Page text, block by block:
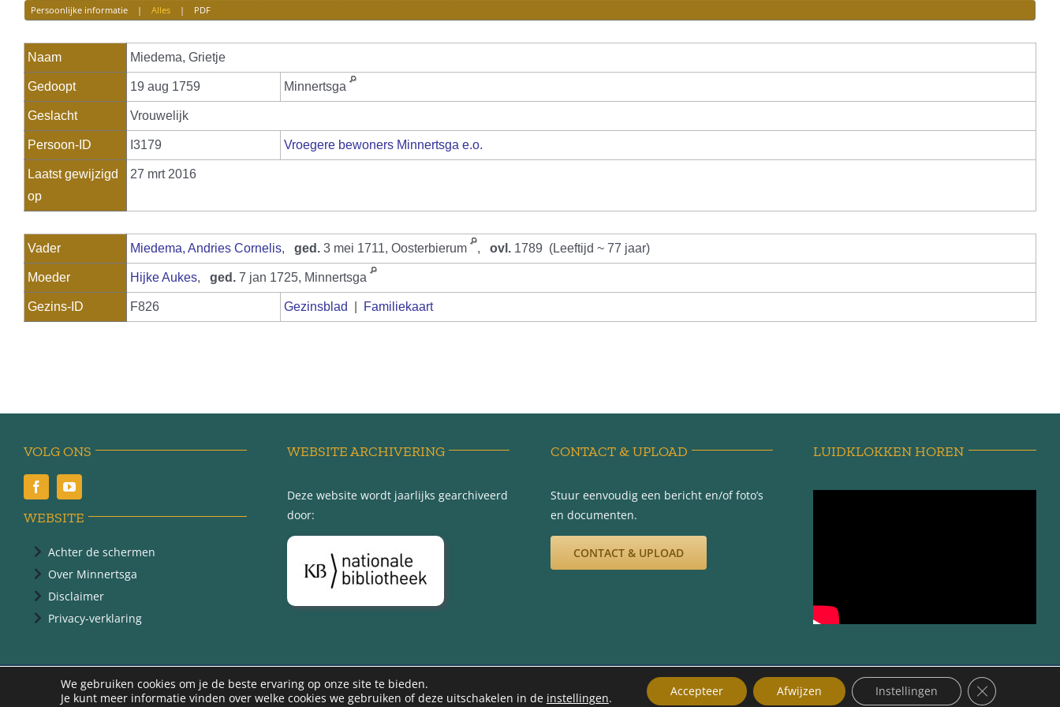
Persoonlijke informatie| Alles| PDF
Naam Miedema, Grietje
Gedoopt 19 aug 1759 Minnertsga
Geslacht Vrouwelijk
Persoon-ID I3179 Vroegere bewoners Minnertsga e.o.
Laatst gewijzigd
op
27 mrt 2016
Vader Miedema, Andries Cornelis, ged. 3 mei 1711, Oosterbierum , ovl. 1789 (Leeftijd ~ 77 jaar)
Moeder Hijke Aukes, ged. 7 jan 1725, Minnertsga
Gezins-ID F826 Gezinsblad Familiekaart
VOLG ONS
WEBSITE
Achter de schermen
Over Minnertsga
Disclaimer
Privacy-verklaring
WEBSITE ARCHIVERING
Deze website wordt jaarlijks gearchiveerd
door:
CONTACT & UPLOAD
Stuur eenvoudig een bericht en/of foto’s
en documenten.
CONTACT & UPLOAD
LUIDKLOKKEN HOREN
@ 2012 -2026 | Werkgroep Minnertsga Vroeger | Ontwerp en beheer Gerryt Bouma |
We gebruiken cookies om je de beste ervaring op onze site te bieden.
Je kunt meer informatie vinden over welke cookies we gebruiken of deze uitschakelen in de instellingen. Accepteer Afwijzen Instellingen Sluit AVG/